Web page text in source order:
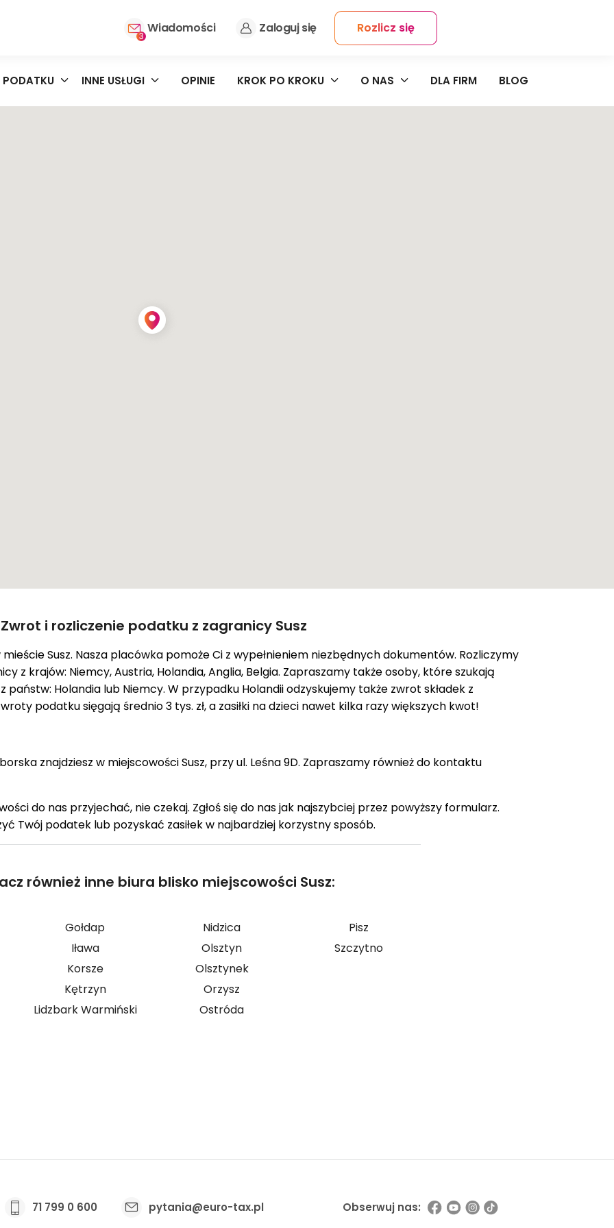
3
Wiadomości Zaloguj się Rozlicz się
INNE USŁUGI OPINIE KROK PO KROKU O NAS DLA FIRM BLOG
Zwrot i rozliczenie podatku z zagranicy Susz
Susz. Nasza placówka pomoże Ci z wypełnieniem niezbędnych dokumentów. Rozliczymy
z krajów: Niemcy, Austria, Holandia, Anglia, Belgia. Zapraszamy także osoby, które szukają
państw: Holandia lub Niemcy. W przypadku Holandii odzyskujemy także zwrot składek z
podatku sięgają średnio 3 tys. zł, a zasiłki na dzieci nawet kilka razy większych kwot!
znajdziesz w miejscowości Susz, przy ul. Leśna 9D. Zapraszamy również do kontaktu
do nas przyjechać, nie czekaj. Zgłoś się do nas jak najszybciej przez powyższy formularz.
Twój podatek lub pozyskać zasiłek w najbardziej korzystny sposób.
również inne biura blisko miejscowości Susz:
Gołdap
Iława
Korsze
Kętrzyn
Lidzbark Warmiński
Nidzica
Olsztyn
Olsztynek
Orzysz
Ostróda
Pisz
Szczytno
71 799 0 600 pytania@euro-tax.pl Obserwuj nas: